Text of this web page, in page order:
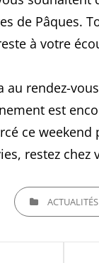
de Pâques.
à votre
au rendez-
est
ce weekend
restez chez
CATEGORIESACTUALITÉS